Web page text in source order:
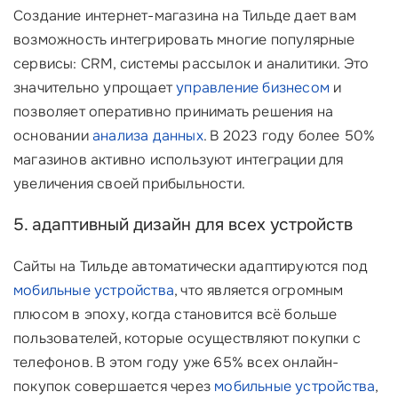
Создание интернет-магазина на Тильде дает вам
возможность интегрировать многие популярные
сервисы: CRM, системы рассылок и аналитики. Это
значительно упрощаетуправление бизнесом и
позволяет оперативно принимать решения на
основаниианализа данных. В 2023 году более 50%
магазинов активно используют интеграции для
увеличения своей прибыльности.
5. адаптивный дизайн для всех устройств
Сайты на Тильде автоматически адаптируются под
мобильные устройства, что является огромным
плюсом в эпоху, когда становится всё больше
пользователей, которые осуществляют покупки с
телефонов. В этом году уже 65% всех онлайн-
покупок совершается через мобильные устройства,